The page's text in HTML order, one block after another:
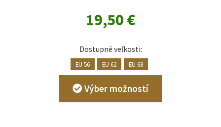
19,50 €
Dostupné veľkosti:
EU 56 EU 62 EU 68
Výber možností
má